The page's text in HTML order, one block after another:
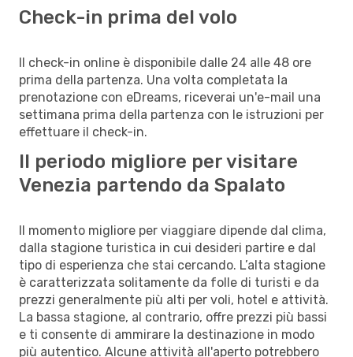
Check-in prima del volo
Il check-in online è disponibile dalle 24 alle 48 ore
prima della partenza. Una volta completata la
prenotazione con eDreams, riceverai un'e-mail una
settimana prima della partenza con le istruzioni per
effettuare il check-in.
Il periodo migliore per visitare
Venezia partendo da Spalato
Il momento migliore per viaggiare dipende dal clima,
dalla stagione turistica in cui desideri partire e dal
tipo di esperienza che stai cercando. L’alta stagione
è caratterizzata solitamente da folle di turisti e da
prezzi generalmente più alti per voli, hotel e attività.
La bassa stagione, al contrario, offre prezzi più bassi
e ti consente di ammirare la destinazione in modo
più autentico. Alcune attività all'aperto potrebbero